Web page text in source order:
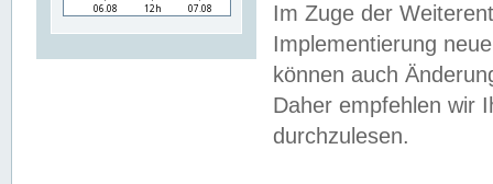
Im Zuge der
Implementierung
können auch
Daher empfehlen wir
durchzulesen.